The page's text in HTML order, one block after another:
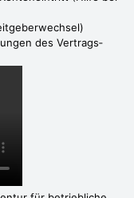
des Vertrags­